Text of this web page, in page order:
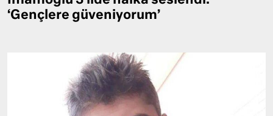
‘Gençlere güveniyorum’